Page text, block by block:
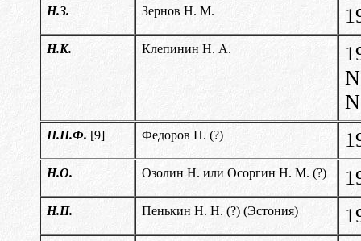
Н.З. Зернов Н. М.
Н.К. Клепинин Н. А.
Н.Н.Ф. [9] Федоров Н. (?)
Н.О. Озолин Н. или Осоргин Н. М. (?)
Н.П. Пенькин Н. Н. (?) (Эстония)